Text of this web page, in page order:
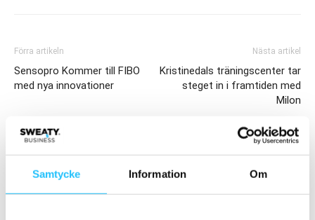
Samtycke Information Om
Förra artikeln
Sensopro Kommer till FIBO
med nya innovationer
Nästa artikel
Kristinedals träningscenter tar
steget in i framtiden med
Milon